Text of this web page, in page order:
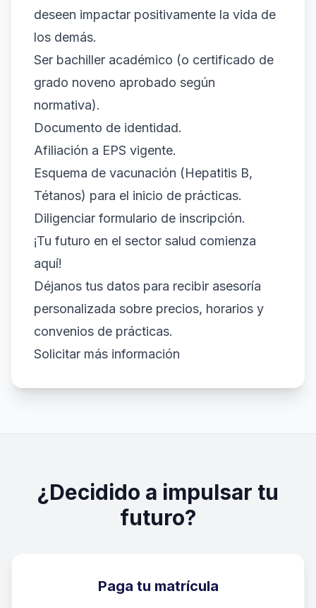
deseen impactar positivamente la vida de
los demás.
Ser bachiller académico (o certificado de
grado noveno aprobado según
normativa).
Documento de identidad.
Afiliación a EPS vigente.
Esquema de vacunación (Hepatitis B,
Tétanos) para el inicio de prácticas.
Diligenciar formulario de inscripción.
¡Tu futuro en el sector salud comienza
aquí!
Déjanos tus datos para recibir asesoría
personalizada sobre precios, horarios y
convenios de prácticas.
Solicitar más información
¿Decidido a impulsar tu
futuro?
Paga tu matrícula